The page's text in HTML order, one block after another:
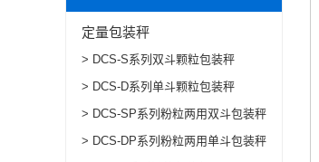
定量包装秤
> DCS-S系列双斗颗粒包装秤
> DCS-D系列单斗颗粒包装秤
> DCS-SP系列粉粒两用双斗包装秤
> DCS-DP系列粉粒两用单斗包装秤